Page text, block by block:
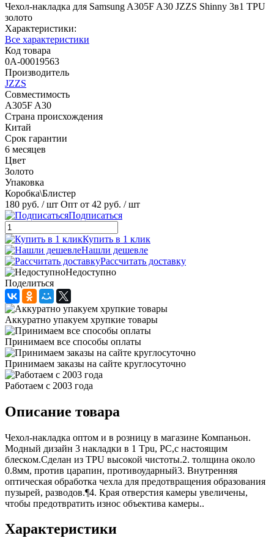
Чехол-накладка для Samsung A305F A30 JZZS Shinny 3в1 TPU
золото
Характеристики:
Все характеристики
Код товара
0А-00019563
Производитель
JZZS
Совместимость
A305F A30
Страна происхождения
Китай
Срок гарантии
6 месяцев
Цвет
Золото
Упаковка
Коробка\Блистер
180 руб. / шт Опт от 42 руб. / шт
Подписаться
Купить в 1 клик
Нашли дешевле
Рассчитать доставку
Недоступно
Поделиться
Аккуратно упакуем хрупкие товары
Принимаем все способы оплаты
Принимаем заказы на сайте круглосуточно
Работаем с 2003 года
Описание товара
Чехол-накладка оптом и в розницу в магазине Компаньон.
Модный дизайн 3 накладки в 1 Tpu, PC,с настоящим
блеском.Сделан из TPU высокой чистоты.2. толщина около
0.8мм, против царапин, противоударный3. Внутренняя
оптическая обработка чехла для предотвращения образования
пузырей, разводов.¶4. Края отверстия камеры увеличены,
чтобы предотвратить износ объектива камеры..
Характеристики